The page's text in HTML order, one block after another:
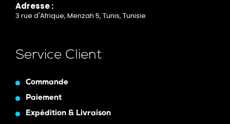
Adresse :
3 rue d'Afrique, Menzah 5, Tunis, Tunisie
Service Client
Commande
Paiement
Expédition & Livraison